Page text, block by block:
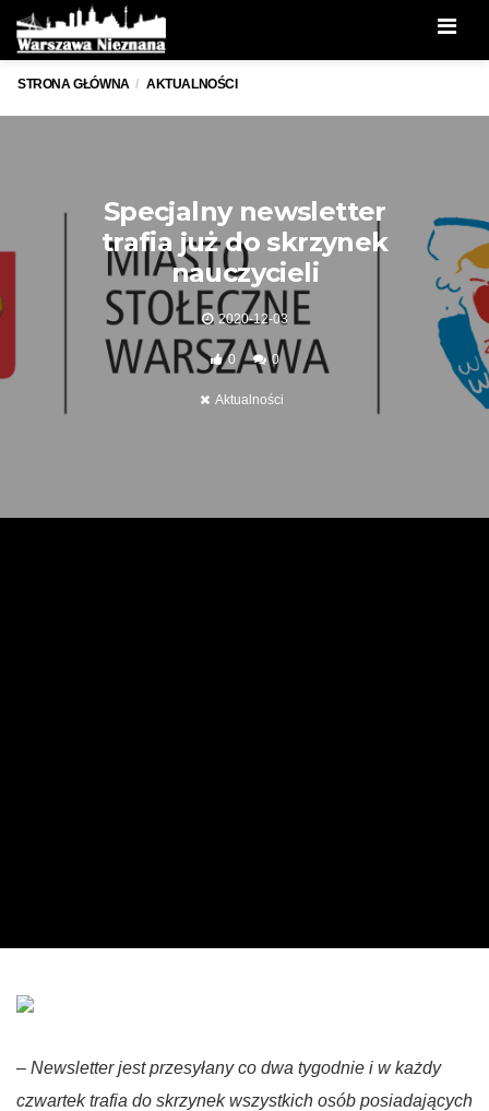
STRONA GŁÓWNA AKTUALNOŚCI
Specjalny newsletter
trafia już do skrzynek
nauczycieli
2020-12-03
0 0
Aktualności
– Newsletter jest przesyłany co dwa tygodnie i w każdy
czwartek trafia do skrzynek wszystkich osób posiadających